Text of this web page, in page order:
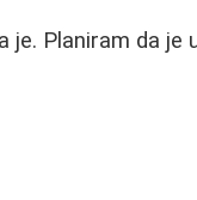
Planiram da je